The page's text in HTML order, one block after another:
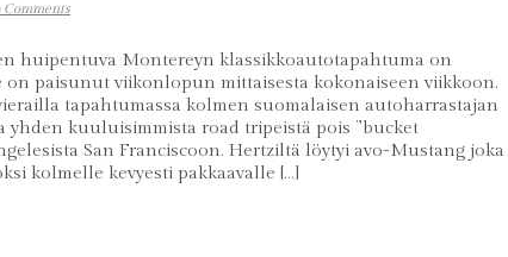
Comments
huipentuva Montereyn klassikkoautotapahtuma on
on paisunut viikonlopun mittaisesta kokonaiseen viikkoon.
tapahtumassa kolmen suomalaisen autoharrastajan
kuuluisimmista road tripeistä pois ”bucket
San Franciscoon. Hertziltä löytyi avo-Mustang joka
kolmelle kevyesti pakkaavalle […]